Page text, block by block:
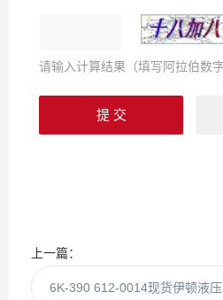
请输入计算结果（填写阿拉伯数
上一篇：